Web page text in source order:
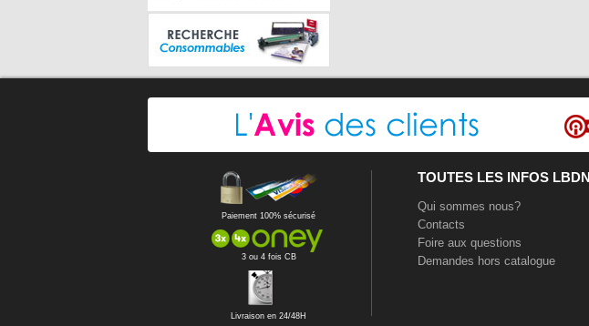
Paiement 100% sécurisé
3 ou 4 fois CB
Livraison en 24/48H
TOUTES LES INFOS LBDN
Qui sommes nous?
Contacts
Foire aux questions
Demandes hors catalogue